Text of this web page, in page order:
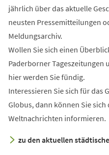
jährlich über das aktuelle
neusten Pressemitteilungen
Meldungsarchiv.
Wollen Sie sich einen
Paderborner Tageszeitungen
hier werden Sie fündig.
Interessieren Sie sich für das
Globus, dann können Sie
Weltnachrichten informieren.
zu den aktuellen